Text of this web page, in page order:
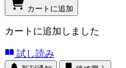
カートに追加
カートに追加しました
試し読み